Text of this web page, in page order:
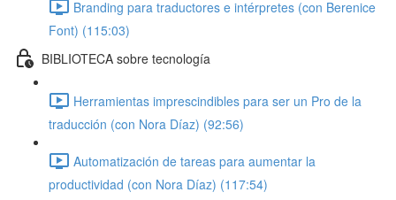
Branding para traductores e intérpretes (con Berenice
Font) (115:03)
BIBLIOTECA sobre tecnología
Herramientas imprescindibles para ser un Pro de la
traducción (con Nora Díaz) (92:56)
Automatización de tareas para aumentar la
productividad (con Nora Díaz) (117:54)